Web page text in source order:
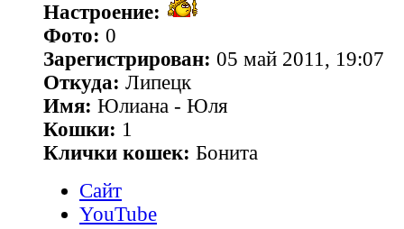
Настроение:
Фото: 0
Зарегистрирован: 05 май 2011, 19:07
Откуда: Липецк
Имя: Юлиана - Юля
Кошки: 1
Клички кошек: Бонита
Сайт
YouTube